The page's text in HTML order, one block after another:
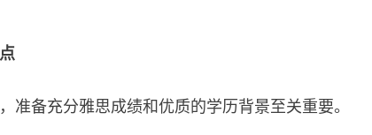
准备充分雅思成绩和优质的学历背景至关重要。